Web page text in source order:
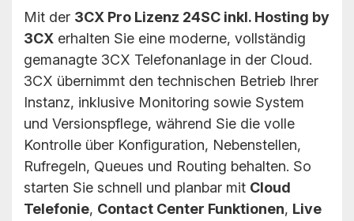
Mit der 3CX Pro Lizenz 24SC inkl. Hosting by
3CX erhalten Sie eine moderne, vollständig
gemanagte 3CX Telefonanlage in der Cloud.
3CX übernimmt den technischen Betrieb Ihrer
Instanz, inklusive Monitoring sowie System
und Versionspflege, während Sie die volle
Kontrolle über Konfiguration, Nebenstellen,
Rufregeln, Queues und Routing behalten. So
starten Sie schnell und planbar mit Cloud
Telefonie, Contact Center Funktionen, Live